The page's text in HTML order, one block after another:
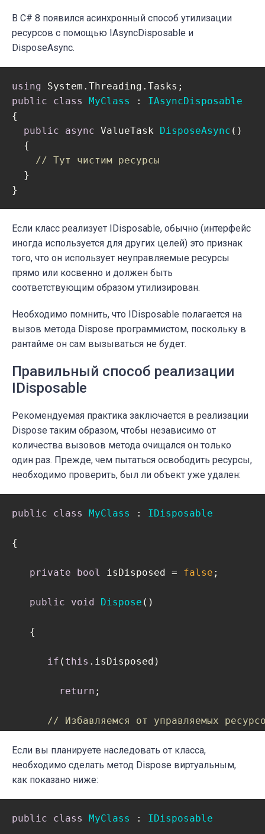
В C# 8 появился асинхронный способ утилизации
ресурсов с помощью IAsyncDisposable и
DisposeAsync.
using
public
class MyClass : IAsyncDisposable
{
public
async ValueTask DisposeAsync ( )
  {
// Тут чистим ресурсы
  }
}
Если класс реализует IDisposable, обычно (интерфейс
иногда используется для других целей) это признак
того, что он использует неуправляемые ресурсы
прямо или косвенно и должен быть
соответствующим образом утилизирован.
Необходимо помнить, что IDisposable полагается на
вызов метода Dispose программистом, поскольку в
рантайме он сам вызываться не будет.
Правильный способ реализации
IDisposable
Рекомендуемая практика заключается в реализации
Dispose таким образом, чтобы независимо от
количества вызовов метода очищался он только
один раз. Прежде, чем пытаться освободить ресурсы,
необходимо проверить, был ли объект уже удален:
public class MyClass : IDisposable
{
private bool isDisposed = false ;
public void Dispose ( )
   {
if ( this .isDisposed)
return ;
// Избавляемся от управляемых
// Избавляемся от неуправляемых
      isDisposed =
Если вы планируете наследовать от класса,
необходимо сделать метод Dispose виртуальным,
как показано ниже:
public class MyClass : IDisposable